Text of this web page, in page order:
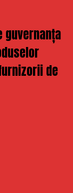
guvernanța
de